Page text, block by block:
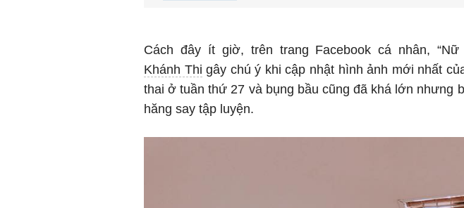
Cách đây ít giờ, trên trang Facebook cá nhân, “Nữ
Khánh Thi gây chú ý khi cập nhật hình ảnh mới nhất
thai ở tuần thứ 27 và bụng bầu cũng đã khá lớn nhưng
hăng say tập luyện.